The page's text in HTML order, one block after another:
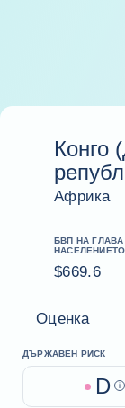
Конго
Африка
БВП НА
НАСЕЛЕНИЕТО
$669.6
Оценка
ДЪРЖАВЕН РИСК
D